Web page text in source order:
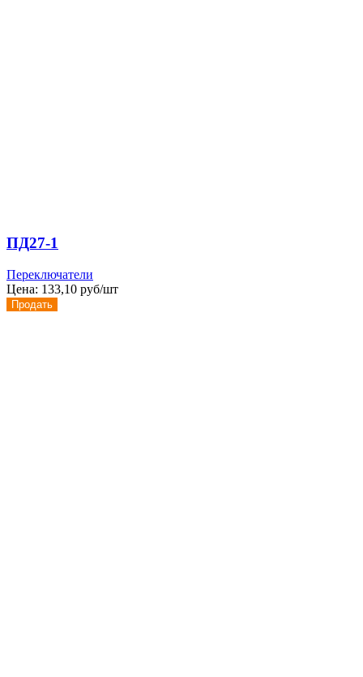
ПД27-1
Переключатели
Цена: 133,10 руб/шт
Продать